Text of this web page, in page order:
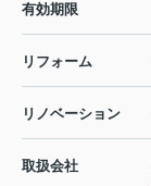
有効期限
リフォーム
リノベーション
取扱会社